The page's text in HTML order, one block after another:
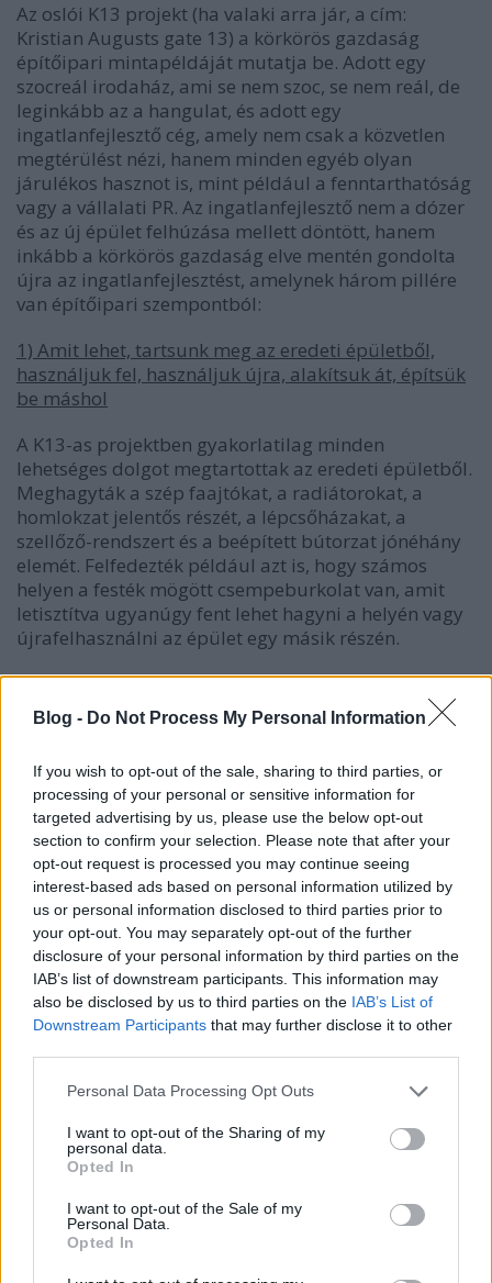
Blog - Do Not Process My Personal Information
If you wish to opt-out of the sale, sharing to third parties, or
processing of your personal or sensitive information for
targeted advertising by us, please use the below opt-out
section to confirm your selection. Please note that after your
opt-out request is processed you may continue seeing
interest-based ads based on personal information utilized by
us or personal information disclosed to third parties prior to
your opt-out. You may separately opt-out of the further
disclosure of your personal information by third parties on the
IAB’s list of downstream participants. This information may
also be disclosed by us to third parties on the IAB’s List of
Downstream Participants that may further disclose it to other
Please note that this website/app uses one or more Google
not limited to your visit or usage behaviour. You may click to
grant or deny consent to Google and its third-party tags to
use your data for below specified purposes in below Google
consent section.
Personal Data Processing Opt Outs
I want to opt-out of the Sharing of my
personal data.
Opted In
I want to opt-out of the Sale of my
Personal Data.
Opted In
Az oslói K13 projekt (ha valaki arra jár, a cím:
Kristian Augusts gate 13) a körkörös gazdaság
építőipari mintapéldáját mutatja be. Adott egy
szocreál irodaház, ami se nem szoc, se nem reál, de
leginkább az a hangulat, és adott egy
ingatlanfejlesztő cég, amely nem csak a közvetlen
megtérülést nézi, hanem minden egyéb olyan
járulékos hasznot is, mint például a fenntarthatóság
vagy a vállalati PR. Az ingatlanfejlesztő nem a dózer
és az új épület felhúzása mellett döntött, hanem
inkább a körkörös gazdaság elve mentén gondolta
újra az ingatlanfejlesztést, amelynek három pillére
van építőipari szempontból:
1) Amit lehet, tartsunk meg az eredeti épületből,
használjuk fel, használjuk újra, alakítsuk át, építsük
be máshol
A K13-as projektben gyakorlatilag minden
lehetséges dolgot megtartottak az eredeti épületből.
Meghagyták a szép faajtókat, a radiátorokat, a
homlokzat jelentős részét, a lépcsőházakat, a
szellőző-rendszert és a beépített bútorzat jónéhány
elemét. Felfedezték például azt is, hogy számos
helyen a festék mögött csempeburkolat van, amit
letisztítva ugyanúgy fent lehet hagyni a helyén vagy
újrafelhasználni az épület egy másik részén.
2) Ha mégis valamilyen új anyagra van szükségünk
az építkezéshez, vegyünk használt, leselejtezett
építőanyagot, lehetőleg a környékről
A norvégok például vasbeton födémet tudtak
szerezni egy bontásra került áruház szerkezetéből,
túl szexik, de a tervezői kreativitásnak köszönhetően,
a beépítés módjával már hipermodern hatást
keltenek a homlokzaton.